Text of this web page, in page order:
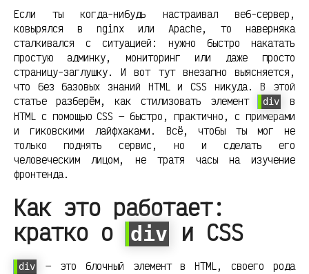
Если ты когда-нибудь настраивал веб-сервер,
ковырялся в nginx или Apache, то наверняка
сталкивался с ситуацией: нужно быстро накатать
простую админку, мониторинг или даже просто
страницу-заглушку. И вот тут внезапно выясняется,
что без базовых знаний HTML и CSS никуда. В этой
статье разберём, как стилизовать элемент
div
в
HTML с помощью CSS — быстро, практично, с примерами
и гиковскими лайфхаками. Всё, чтобы ты мог не
только поднять сервис, но и сделать его
человеческим лицом, не тратя часы на изучение
фронтенда.
Как это работает:
кратко о
div и CSS
div
— это блочный элемент в HTML, своего рода